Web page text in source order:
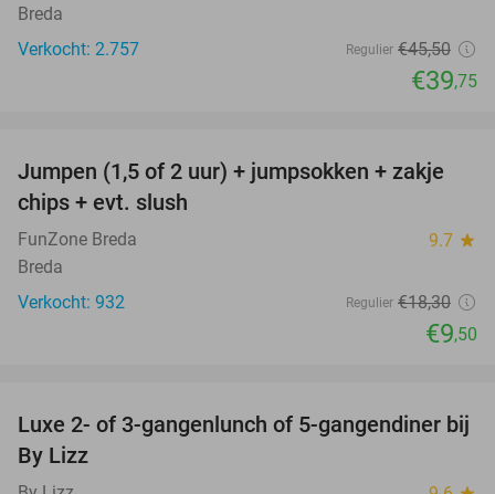
Breda
Verkocht: 2.757
Regulier €45,50
€39,75
48%
Jumpen (1,5 of 2 uur) + jumpsokken + zakje
chips + evt. slush
FunZone Breda 9.7 star
Breda
Verkocht: 932
Regulier €18,30
€9,50
39%
Luxe 2- of 3-gangenlunch of 5-gangendiner bij
By Lizz